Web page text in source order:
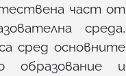
част от
среда,
сред основните
образование и